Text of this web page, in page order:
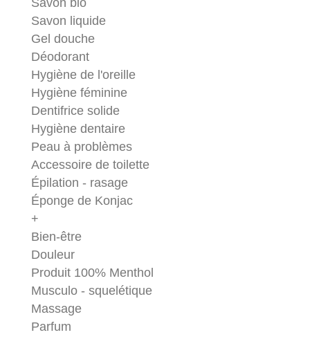
Savon bio
Savon liquide
Gel douche
Déodorant
Hygiène de l'oreille
Hygiène féminine
Dentifrice solide
Hygiène dentaire
Peau à problèmes
Accessoire de toilette
Épilation - rasage
Éponge de Konjac
+
Bien-être
Douleur
Produit 100% Menthol
Musculo - squelétique
Massage
Parfum